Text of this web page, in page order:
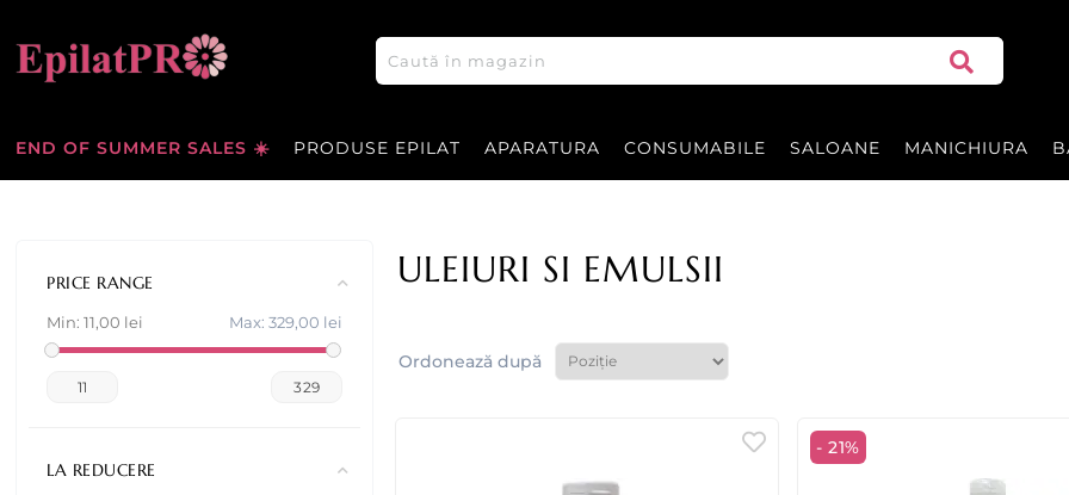
END OF SUMMER SALES ☀️ PRODUSE EPILAT APARATURA CONSUMABILE SALOANE MANICHIURA
PRICE RANGE
Min: 11,00 lei Max: 329,00 lei
11 329
LA REDUCERE
ULEIURI SI EMULSII
Ordonează după
- 21%